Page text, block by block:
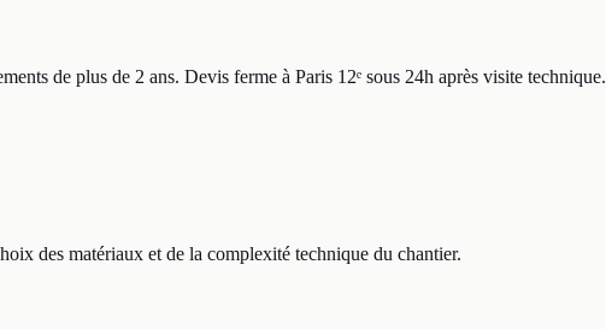
de plus de 2 ans. Devis ferme à Paris 12ᵉ sous 24h après visite technique.
des matériaux et de la complexité technique du chantier.